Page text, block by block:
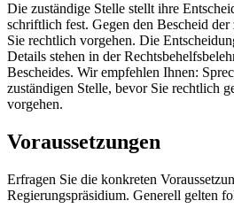
Die zuständige Stelle stellt ihre
schriftlich fest. Gegen den Bescheid
Sie rechtlich vorgehen. Die
Details stehen in der
Bescheides. Wir empfehlen Ihnen:
zuständigen Stelle, bevor Sie rechtlich
vorgehen.
Voraussetzungen
Erfragen Sie die konkreten
Regierungspräsidium. Generell gelten